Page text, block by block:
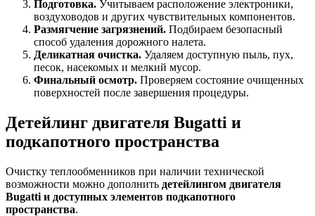
Подготовка. Учитываем расположение электроники,
воздуховодов и других чувствительных компонентов.
Размягчение загрязнений. Подбираем безопасный
способ удаления дорожного налета.
Деликатная очистка. Удаляем доступную пыль, пух,
песок, насекомых и мелкий мусор.
Финальный осмотр. Проверяем состояние очищенных
поверхностей после завершения процедуры.
Детейлинг двигателя Bugatti и
подкапотного пространства
Очистку теплообменников при наличии технической
возможности можно дополнить детейлингом двигателя
Bugatti и доступных элементов подкапотного
пространства.